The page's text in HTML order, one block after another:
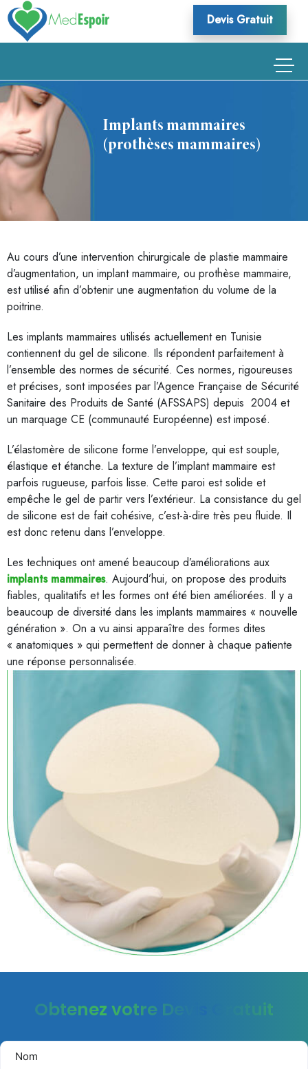
Skip
to
content
Devis Gratuit
Implants mammaires
(prothèses mammaires)
Au cours d’une intervention chirurgicale de plastie mammaire
d’augmentation, un implant mammaire, ou prothèse mammaire,
est utilisé afin d’obtenir une augmentation du volume de la
poitrine.
Les implants mammaires utilisés actuellement en Tunisie
contiennent du gel de silicone. Ils répondent parfaitement à
l’ensemble des normes de sécurité. Ces normes, rigoureuses
et précises, sont imposées par l’Agence Française de Sécurité
Sanitaire des Produits de Santé (AFSSAPS) depuis 2004 et
un marquage CE (communauté Européenne) est imposé.
L’élastomère de silicone forme l’enveloppe, qui est souple,
élastique et étanche. La texture de l’implant mammaire est
parfois rugueuse, parfois lisse. Cette paroi est solide et
empêche le gel de partir vers l’extérieur. La consistance du gel
de silicone est de fait cohésive, c’est-à-dire très peu fluide. Il
est donc retenu dans l’enveloppe.
Les techniques ont amené beaucoup d’améliorations aux
implants mammaires. Aujourd’hui, on propose des produits
fiables, qualitatifs et les formes ont été bien améliorées. Il y a
beaucoup de diversité dans les implants mammaires « nouvelle
génération ». On a vu ainsi apparaître des formes dites
« anatomiques » qui permettent de donner à chaque patiente
une réponse personnalisée.
Obtenez votre Devis Gratuit